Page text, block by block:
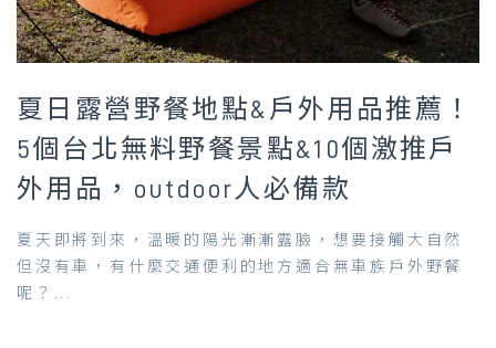
夏日露營野餐地點&戶外用品推薦！
5個台北無料野餐景點&10個激推戶
外用品，outdoor人必備款
夏天即將到來，溫暖的陽光漸漸露臉，想要接觸大自然
但沒有車，有什麼交通便利的地方適合無車族戶外野餐
呢？...